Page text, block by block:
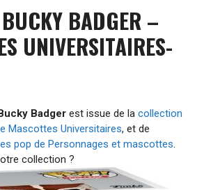
BADGER –
UNIVERSITAIRES-
Badger est issue de la collection
Mascottes Universitaires, et de
pop de Personnages et mascottes.
collection ?